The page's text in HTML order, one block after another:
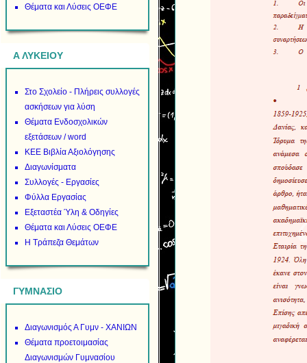
Θέματα και Λύσεις ΟΕΦΕ
Α ΛΥΚΕΙΟΥ
Στο Σχολείο - Πλήρεις συλλογές
ασκήσεων για λύση
Θέματα Ενδοσχολικών
εξετάσεων / word
ΚΕΕ Βιβλία Αξιολόγησης
Διαγωνίσματα
Συλλογές - Εργασίες
Φύλλα Εργασίας
Εξεταστέα Ύλη & Οδηγίες
Θέματα και Λύσεις ΟΕΦΕ
Η Τράπεζα Θεμάτων
ΓΥΜΝΑΣΙΟ
Διαγωνισμός Α Γυμν - ΧΑΝΙΩΝ
Θέματα προετοιμασίας
Διαγωνισμών Γυμνασίου